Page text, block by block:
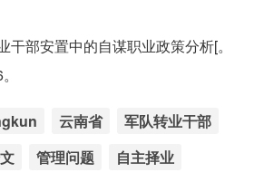
干部安置中的自谋职业政策分析[。
云南省
军队转业干部
管理问题 自主择业